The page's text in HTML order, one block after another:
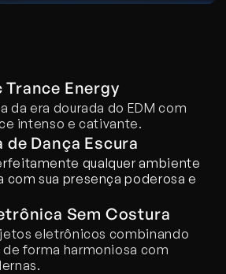
Energy
da era dourada do EDM com
intenso e cativante.
de Dança Escura
qualquer ambiente
com sua presença poderosa e
Sem Costura
eletrônicos combinando
forma harmoniosa com